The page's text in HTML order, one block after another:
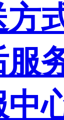
方
服
中